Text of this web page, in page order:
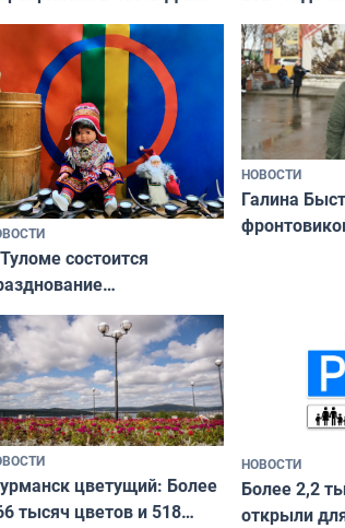
отдыхать
состоится
дня
народов мира
НОВОСТИ
Галина
цветущий: Более
тысяч цветов и 518
НОВОСТИ
Более 2,2
открыли